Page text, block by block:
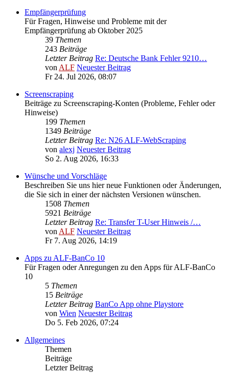
Empfängerprüfung
Für Fragen, Hinweise und Probleme mit der
Empfängerprüfung ab Oktober 2025
39 Themen
243 Beiträge
Letzter Beitrag Re: Deutsche Bank Fehler 9210…
vonALF Neuester Beitrag
Fr 24. Jul 2026, 08:07
Screenscraping
Beiträge zu Screenscraping-Konten (Probleme, Fehler oder
Hinweise)
199 Themen
1349 Beiträge
Letzter Beitrag Re: N26 ALF-WebScraping
von alexj Neuester Beitrag
So 2. Aug 2026, 16:33
Wünsche und Vorschläge
Beschreiben Sie uns hier neue Funktionen oder Änderungen,
die Sie sich in einer der nächsten Versionen wünschen.
1508 Themen
5921 Beiträge
Letzter Beitrag Re: Transfer T-User Hinweis /…
vonALF Neuester Beitrag
Fr 7. Aug 2026, 14:19
Apps zu ALF-BanCo 10
Für Fragen oder Anregungen zu den Apps für ALF-BanCo
10
5 Themen
15 Beiträge
Letzter Beitrag BanCo App ohne Playstore
von Wien Neuester Beitrag
Do 5. Feb 2026, 07:24
Allgemeines
Themen
Beiträge
Letzter Beitrag